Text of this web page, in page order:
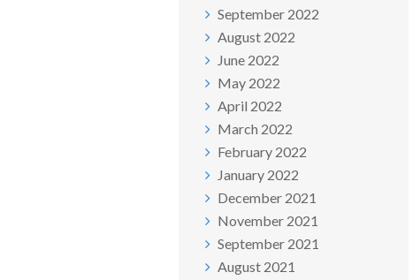
September 2022
August 2022
June 2022
May 2022
April 2022
March 2022
February 2022
January 2022
December 2021
November 2021
September 2021
August 2021